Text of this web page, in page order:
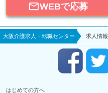
WEBで応募
大阪介護求人・転職センター 求人情報
はじめての方へ